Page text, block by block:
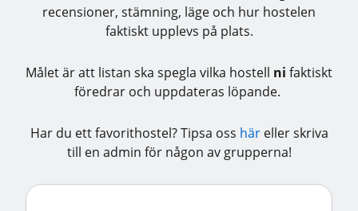
recensioner, stämning, läge och hur hostelen
faktiskt upplevs på plats.
Målet är att listan ska spegla vilka hostell ni faktiskt
föredrar och uppdateras löpande.
Har du ett favorithostel? Tipsa oss häreller skriva
till en admin för någon av grupperna!